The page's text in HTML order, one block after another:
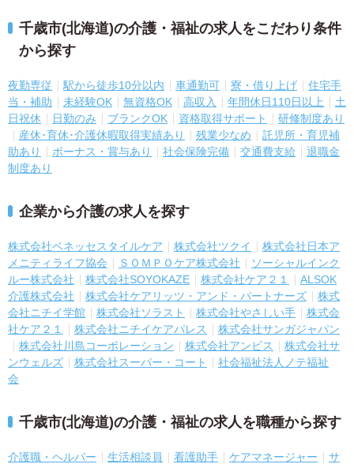
千歳市(北海道)の介護・福祉の求人をこだわり条件
から探す
夜勤専従 駅から徒歩10分以内 車通勤可 寮・借り上げ
住宅手
当・補助
未経験OK 無資格OK 高収入 年間休日110日以上
土
日祝休
日勤のみ ブランクOK 資格取得サポート
研修制度あり
産休･育休･介護休暇取得実績あり
残業少なめ
託児所・育児補
助あり
ボーナス・賞与あり 社会保険完備 交通費支給
退職金
制度あり
企業から介護の求人を探す
株式会社ベネッセスタイルケア 株式会社ツクイ
株式会社日本ア
メニティライフ協会
ＳＯＭＰＯケア株式会社
ソーシャルインク
ルー株式会社
株式会社SOYOKAZE 株式会社ケア２１
ALSOK
介護株式会社
株式会社ケアリッツ・アンド・パートナーズ
株式
会社ニチイ学館
株式会社ソラスト 株式会社やさしい手
株式会
社ケア２１
株式会社ニチイケアパレス
株式会社サンガジャパン
株式会社川島コーポレーション
株式会社アンビス
株式会社サ
ンウェルズ
株式会社スーパー・コート
社会福祉法人ノテ福祉
会
千歳市(北海道)の介護・福祉の求人を職種から探す
介護職・ヘルパー 生活相談員 看護助手 ケアマネージャー
サ